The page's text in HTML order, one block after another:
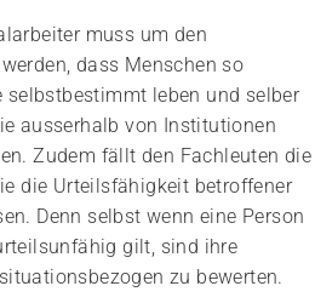
muss um den
dass Menschen so
selbstbestimmt leben und selber
ausserhalb von Institutionen
Zudem fällt den Fachleuten die
die Urteilsfähigkeit betroffener
Denn selbst wenn eine Person
gilt, sind ihre
zu bewerten.